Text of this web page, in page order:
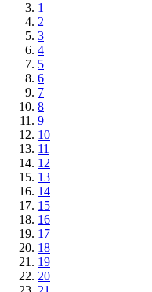
1
2
3
4
5
6
7
8
9
10
11
12
13
14
15
16
17
18
19
20